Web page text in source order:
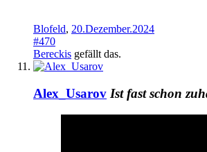
Blofeld, 20.Dezember.2024
#470
Bereckis gefällt das.
Alex_Usarov Ist fast schon